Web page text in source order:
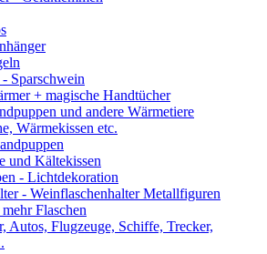
- Sparschwein
+ magische Handtücher
und andere Wärmetiere
Wärmekissen etc.
und Kältekissen
- Lichtdekoration
- Weinflaschenhalter Metallfiguren
Flaschen
Autos, Flugzeuge, Schiffe, Trecker,